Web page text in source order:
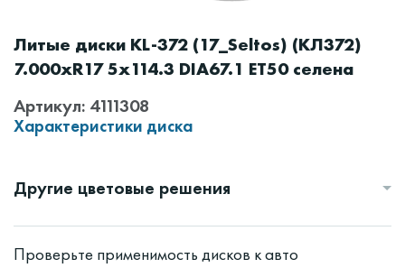
Литые диски KL-372 (17_Seltos) (КЛ372)
7.000xR17 5x114.3 DIA67.1 ET50 селена
Артикул: 4111308
Характеристики диска
Проверьте применимость дисков к авто
Другие цветовые решения